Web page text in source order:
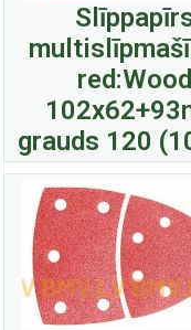
red:Wood
grauds 120